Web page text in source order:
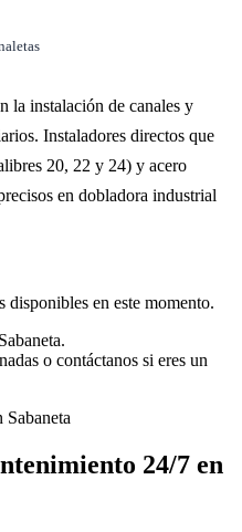
la instalación de canales y
Instaladores directos que
20, 22 y 24) y acero
en dobladora industrial
disponibles en este momento.
o contáctanos si eres un
24/7 en